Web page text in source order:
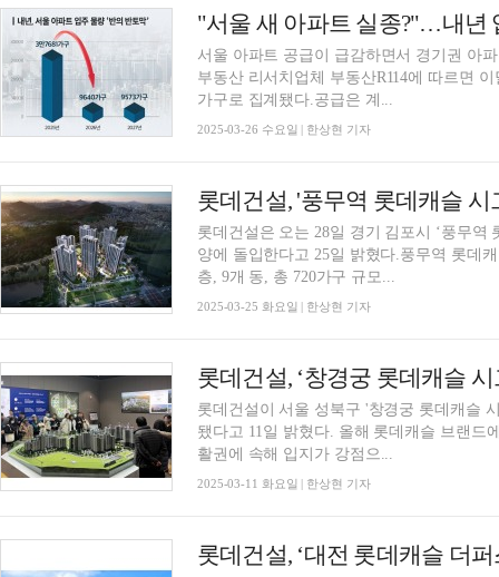
"서울 새 아파트 실종?"…내년
서울 아파트 공급이 급감하면서 경기권 아
부동산 리서치업체 부동산R114에 따르면
가구로 집계됐다.공급은 계...
2025-03-26 수요일 | 한상현 기자
롯데건설, '풍무역 롯데캐슬
롯데건설은 오는 28일 경기 김포시 ‘풍무역
양에 돌입한다고 25일 밝혔다.풍무역 롯데
층, 9개 동, 총 720가구 규모...
2025-03-25 화요일 | 한상현 기자
롯데건설, ‘창경궁 롯데캐슬
롯데건설이 서울 성북구 '창경궁 롯데캐슬
됐다고 11일 밝혔다. 올해 롯데캐슬 브랜드
활권에 속해 입지가 강점으...
2025-03-11 화요일 | 한상현 기자
롯데건설, ‘대전 롯데캐슬 더